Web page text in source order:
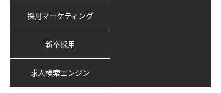
採用マーケティング
新卒採用
求人検索エンジン